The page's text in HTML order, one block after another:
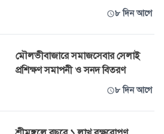
৮ দিন আগে
মৌলভীবাজারে সমাজসেবার সেলাই
প্রশিক্ষণ সমাপনী ও সনদ বিতরণ
৮ দিন আগে